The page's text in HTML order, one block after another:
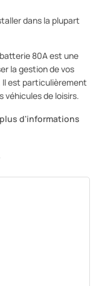
dans la plupart
80A est une
la gestion de vos
Il est particulièrement
de loisirs.
d'informations